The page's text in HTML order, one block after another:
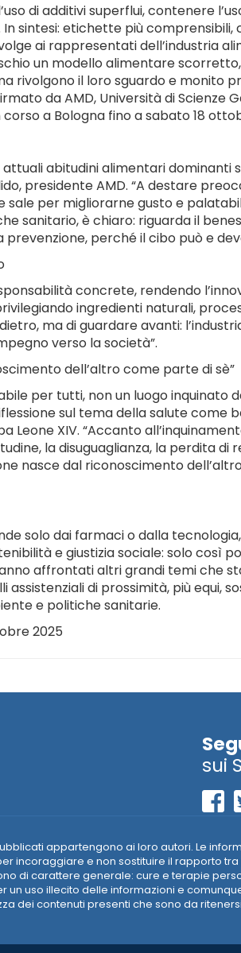
di additivi superflui, contenere
sintesi: etichette più
ai rappresentati dell’industria
un modello alimentare
il loro sguardo e monito
da AMD, Università di Scienze
a Bologna fino a sabato 18
abitudini alimentari
presidente AMD. “A destare
sale per migliorarne gusto e
sanitario, è chiaro: riguarda il
perché il cibo può e
concrete, rendendo
ingredienti naturali,
ma di guardare avanti:
verso la società”.
dell’altro come parte di sè”
per tutti, non un luogo inquinato
sul tema della salute come
Leone XIV. “Accanto
la disuguaglianza, la perdita
nasce dal riconoscimento
solo dai farmaci o dalla
e giustizia sociale: solo
affrontati altri grandi temi che
assistenziali di prossimità, più
e politiche sanitarie.
2025
sui
appartengono ai loro autori. Le
incoraggiare e non sostituire il rapporto
di carattere generale: cure e terapie
un uso illecito delle informazioni e
dei contenuti presenti che sono da